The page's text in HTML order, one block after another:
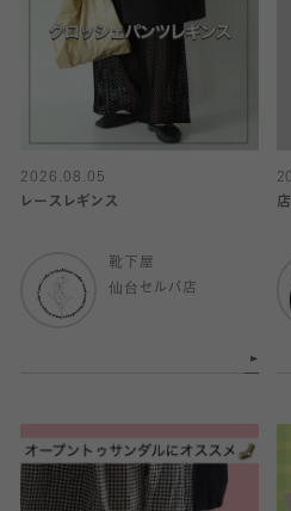
2026.08.05
レースレギンス
靴下屋
仙台セルバ店